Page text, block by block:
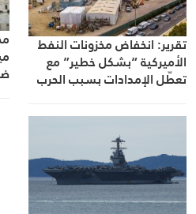
تقرير: انخفاض مخزونات النفط
الأميركية “بشكل خطير” مع
تعطّل الإمدادات بسبب الحرب